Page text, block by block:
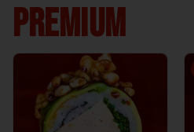
PREMIUM